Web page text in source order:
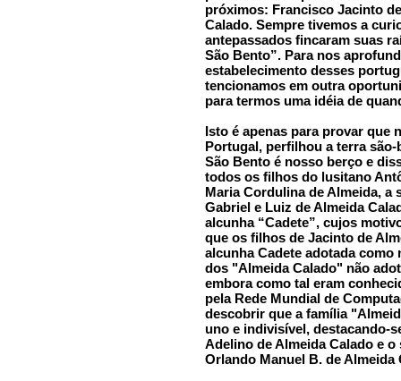
próximos: Francisco Jacinto
Calado. Sempre tivemos a
antepassados fincaram suas
São Bento”. Para nos
estabelecimento desses
tencionamos em outra
para termos uma idéia de
Isto é apenas para provar que
Portugal, perfilhou a terra são-
São Bento é nosso berço e
todos os filhos do lusitano
Maria Cordulina de Almeida, a
Gabriel e Luiz de Almeida
alcunha “Cadete”, cujos
que os filhos de Jacinto de
alcunha Cadete adotada como
dos "Almeida Calado" não
embora como tal eram
pela Rede Mundial de
descobrir que a família
uno e indivisível, destacando-
Adelino de Almeida Calado e
Orlando Manuel B. de Almeida